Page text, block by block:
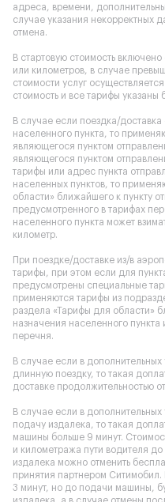
адреса, времени,
случае указания некорректных
отмена.
В стартовую стоимость
или километров, в случае
стоимости услуг
стоимость и все тарифы
В случае если поездка/
населенного пункта, то
являющегося пунктом
являющегося пунктом
тарифы или адрес пункта
населенных пунктов, то
области» ближайшего к пункту
предусмотренного в тарифах
населенного пункта может
километр.
При поездке/доставке из/в
тарифы, при этом если для
предусмотрены специальные
применяются тарифы из
раздела «Тарифы для области»
назначения населенного
перечня.
В случае если в
длинную поездку, то такая
доставке продолжительностью
В случае если в
подачу издалека, то такая
машины больше 9 минут.
и километража пути водителя
издалека можно отменить
принятия партнером Ситимобил.
3 минут, но до подачи машины,